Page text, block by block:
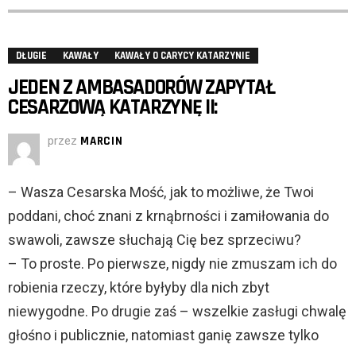
DŁUGIE KAWAŁY KAWAŁY O CARYCY KATARZYNIE
JEDEN Z AMBASADORÓW ZAPYTAŁ
CESARZOWĄ KATARZYNĘ II:
przez MARCIN
– Wasza Cesarska Mość, jak to możliwe, że Twoi
poddani, choć znani z krnąbrności i zamiłowania do
swawoli, zawsze słuchają Cię bez sprzeciwu?
– To proste. Po pierwsze, nigdy nie zmuszam ich do
robienia rzeczy, które byłyby dla nich zbyt
niewygodne. Po drugie zaś – wszelkie zasługi chwalę
głośno i publicznie, natomiast ganię zawsze tylko